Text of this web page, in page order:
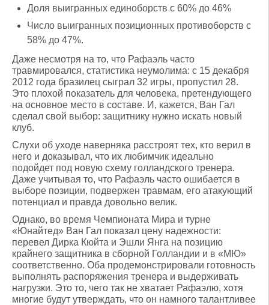
Доля выигранных единоборств с 60% до 46%
Число выигранных позиционных противоборств с
58% до 47%.
Даже несмотря на то, что Рафаэль часто
травмировался, статистика неумолима: с 15 декабря
2012 года бразилец сыграл 32 игры, пропустил 28.
Это плохой показатель для человека, претендующего
на основное место в составе. И, кажется, Ван Гал
сделал свой выбор: защитнику нужно искать новый
клуб.
Слухи об уходе наверняка расстроят тех, кто верил в
него и доказывал, что их любимчик идеально
подойдет под новую схему голландского тренера.
Даже учитывая то, что Рафаэль часто ошибается в
выборе позиции, подвержен травмам, его атакующий
потенциал и правда довольно велик.
Однако, во время Чемпионата Мира и турне
«Юнайтед» Ван Гал показал цену надежности:
перевел Дирка Кюйта и Эшли Янга на позицию
крайнего защитника в сборной Голландии и в «МЮ»
соответственно. Оба продемонстрировали готовность
выполнять распоряжения тренера и выдерживать
нагрузки. Это то, чего так не хватает Рафаэлю, хотя
многие будут утверждать, что он намного талантливее